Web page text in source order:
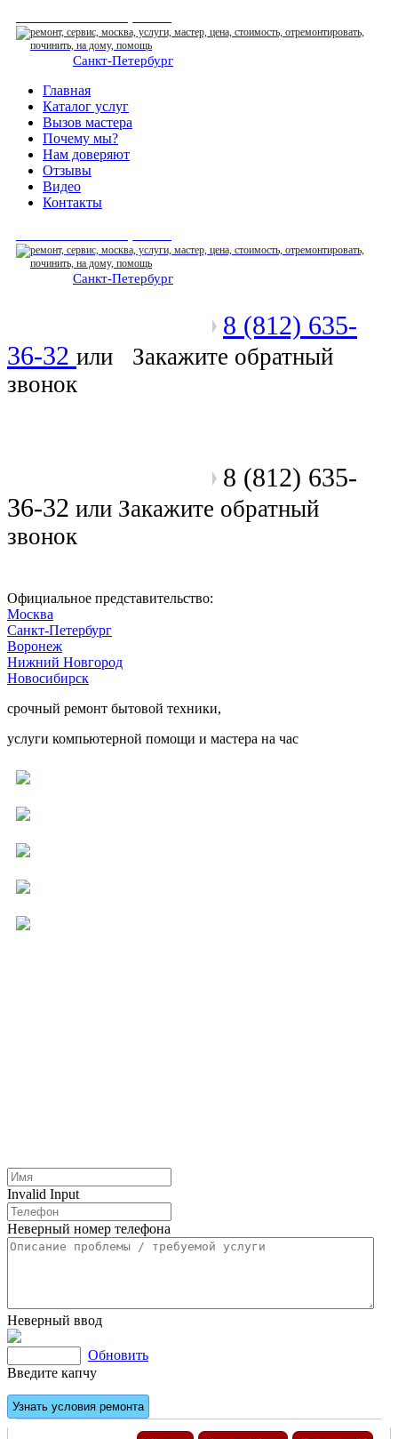
Санкт-Петербург
Главная
Каталог услуг
Вызов мастера
Почему мы?
Нам доверяют
Отзывы
Видео
Контакты
Санкт-Петербург
8 (812) 635-
36-32 или
Закажите обратный
звонок
8 (812) 635-
36-32 или Закажите обратный
звонок
Официальное представительство:
Москва
Санкт-Петербург
Воронеж
Нижний Новгород
Новосибирск
срочный ремонт бытовой техники,
услуги компьютерной помощи и мастера на час
Invalid Input
Неверный номер телефона
Неверный ввод
Обновить
Введите капчу